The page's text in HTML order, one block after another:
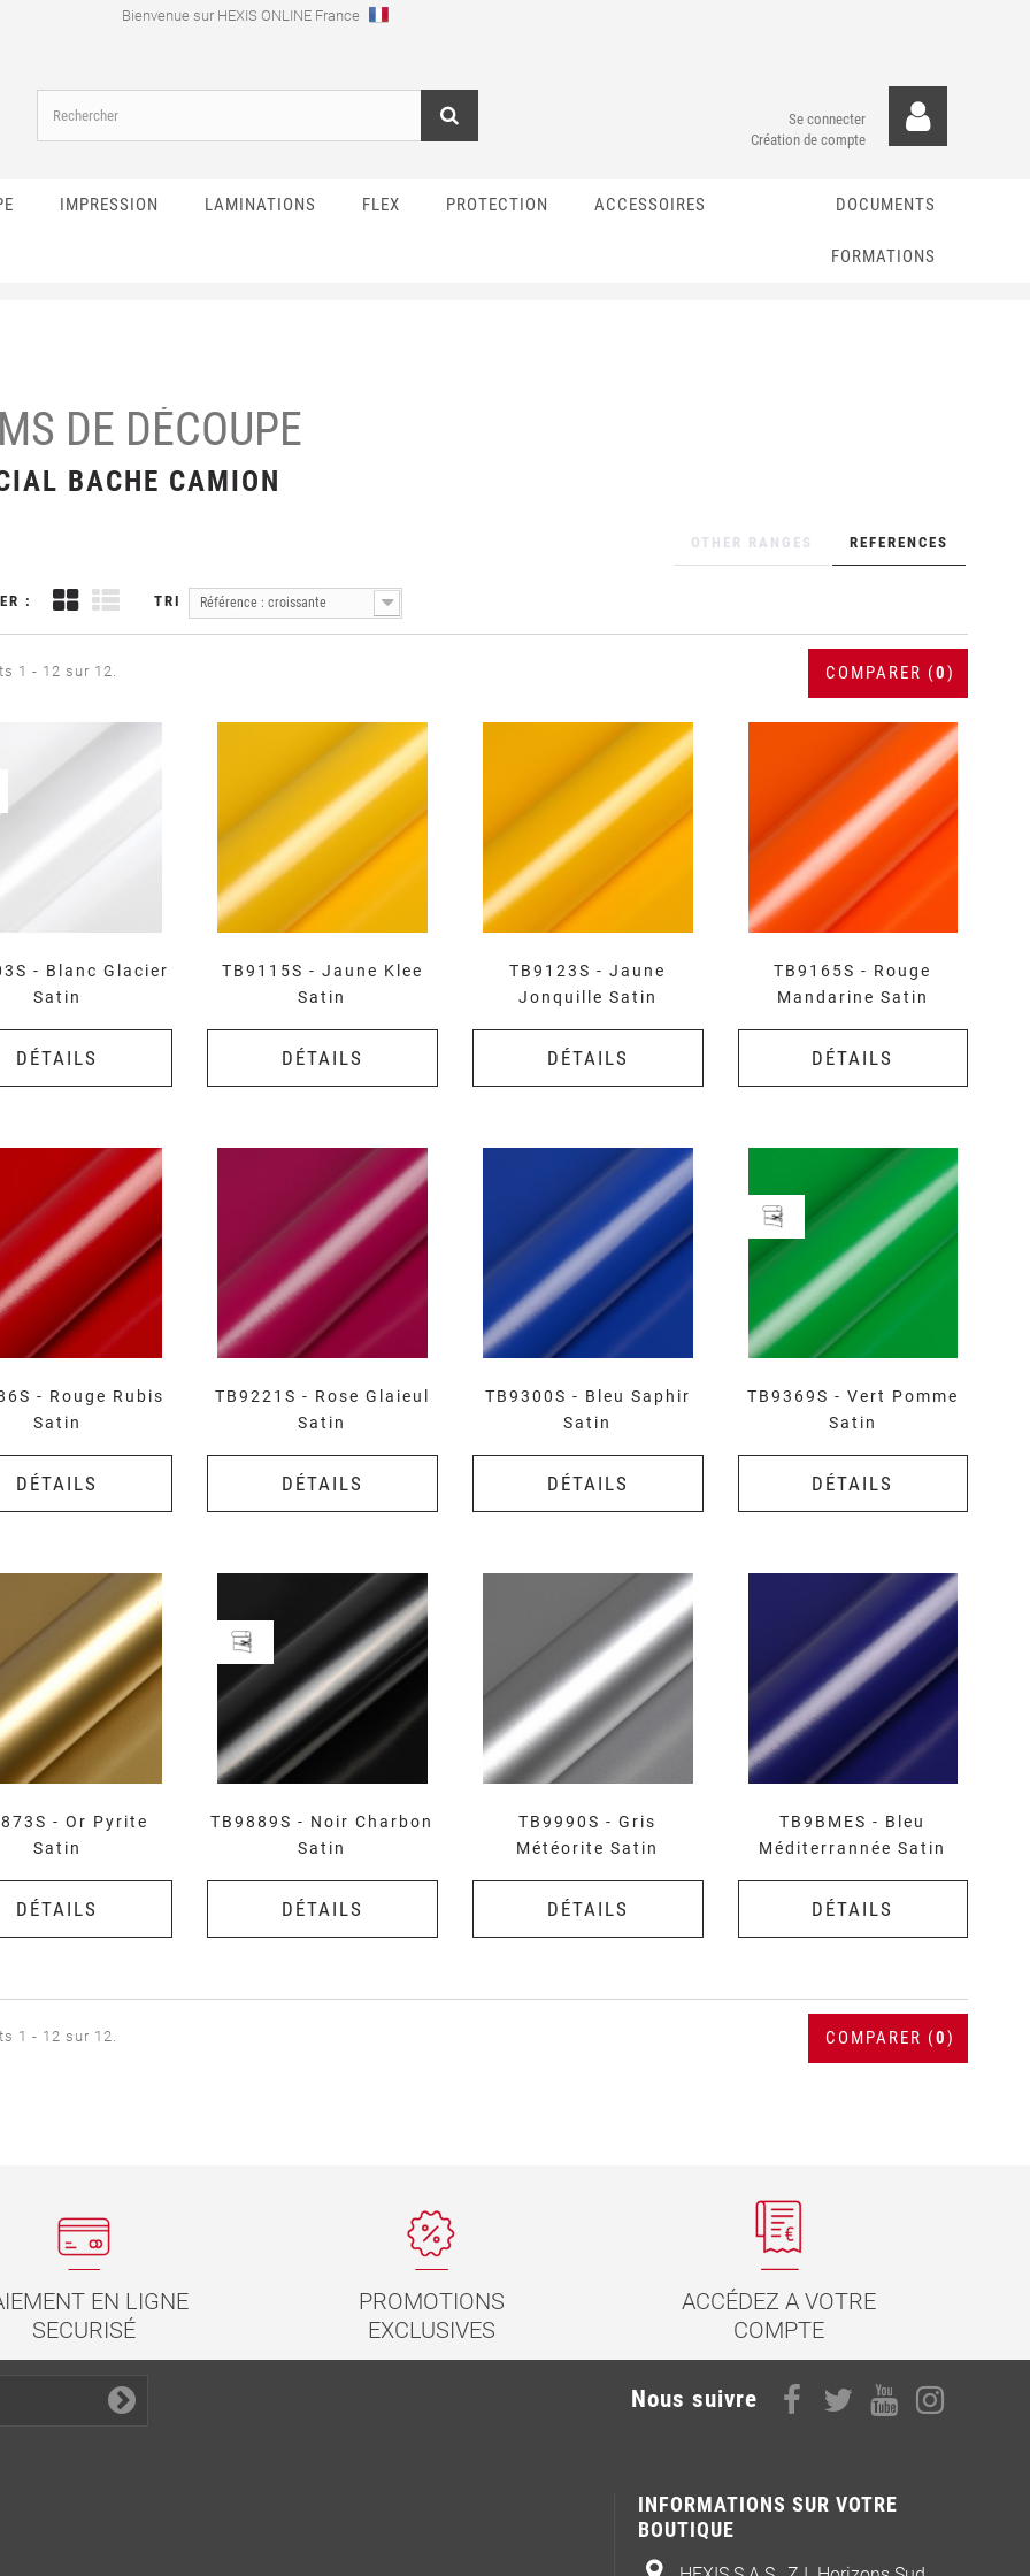
Bienvenue sur HEXIS ONLINE France
Se connecter
Création de compte
IMPRESSION LAMINATIONS FLEX PROTECTION ACCESSOIRES DOCUMENTS
FORMATIONS
DE DÉCOUPE
BACHE CAMION
REFERENCES
OTHER RANGES
: TRI Référence : croissante
COMPARER (0)
1 - 12 sur 12.
- Blanc Glacier
Satin
DÉTAILS
TB9115S - Jaune Klee
Satin
DÉTAILS
TB9123S - Jaune
Jonquille Satin
DÉTAILS
TB9165S - Rouge
Mandarine Satin
DÉTAILS
- Rouge Rubis
Satin
DÉTAILS
TB9221S - Rose Glaieul
Satin
DÉTAILS
TB9300S - Bleu Saphir
Satin
DÉTAILS
TB9369S - Vert Pomme
Satin
DÉTAILS
- Or Pyrite
Satin
DÉTAILS
TB9889S - Noir Charbon
Satin
DÉTAILS
TB9990S - Gris
Météorite Satin
DÉTAILS
TB9BMES - Bleu
Méditerrannée Satin
DÉTAILS
COMPARER (0)
1 - 12 sur 12.
EN LIGNE
SECURISÉ
PROMOTIONS
EXCLUSIVES
ACCÉDEZ A VOTRE
COMPTE
Nous suivre
INFORMATIONS SUR VOTRE
BOUTIQUE